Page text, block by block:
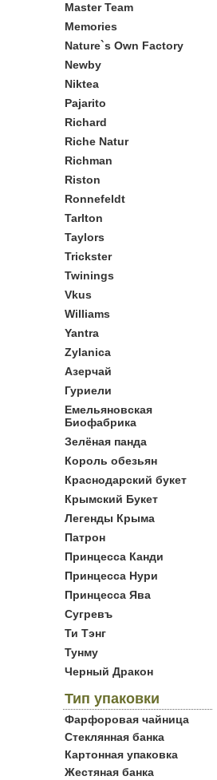
Master Team
Memories
Nature`s Own Factory
Newby
Niktea
Pajarito
Richard
Riche Natur
Richman
Riston
Ronnefeldt
Tarlton
Taylors
Trickster
Twinings
Vkus
Williams
Yantra
Zylanica
Азерчай
Гуриели
Емельяновская
Биофабрика
Зелёная панда
Король обезьян
Краснодарский букет
Крымский Букет
Легенды Крыма
Патрон
Принцесса Канди
Принцесса Нури
Принцесса Ява
Сугревъ
Ти Тэнг
Тунму
Черный Дракон
Тип упаковки
Фарфоровая чайница
Стеклянная банка
Картонная упаковка
Жестяная банка